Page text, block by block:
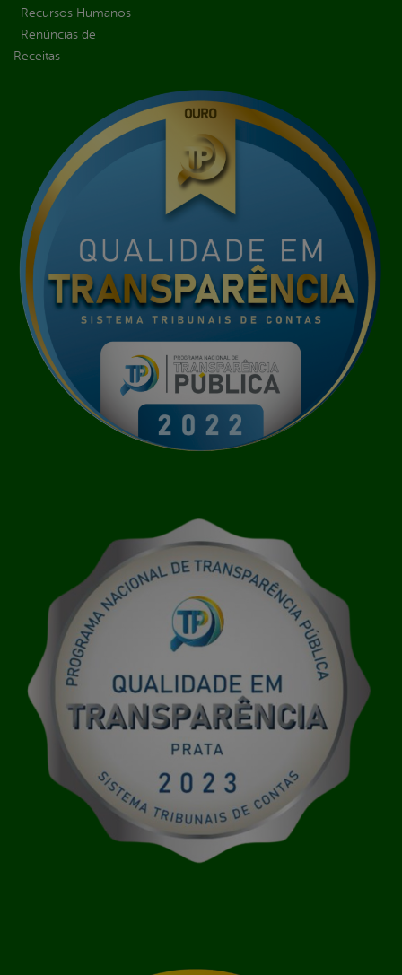
Recursos Humanos
Renúncias de
Receitas